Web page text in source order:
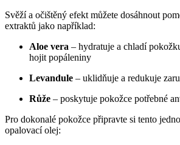
Svěží a očištěný efekt můžete dosáhnout
extraktů jako například:
Aloe vera – hydratuje a chladí
hojit popáleniny
Levandule – uklidňuje a redukuje
Růže – poskytuje pokožce potřebné
Pro dokonalé pokožce připravte si tento
opalovací olej: